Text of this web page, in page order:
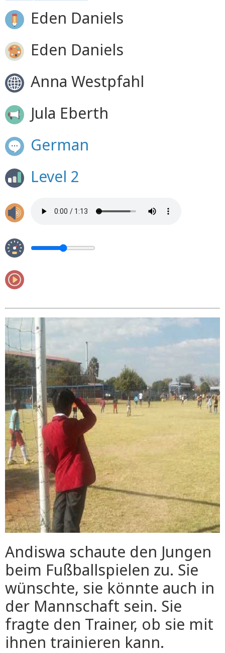
Eden Daniels
Eden Daniels
Anna Westpfahl
Jula Eberth
German
Level 2
Andiswa schaute den Jungen
beim Fußballspielen zu. Sie
wünschte, sie könnte auch in
der Mannschaft sein. Sie
fragte den Trainer, ob sie mit
ihnen trainieren kann.